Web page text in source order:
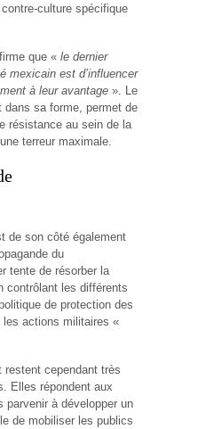
culture spécifique
que « le dernier
mexicain est d’influencer
à leur avantage ». Le
dans sa forme, permet de
résistance au sein de la
terreur maximale.
de son côté également
du
tente de résorber la
contrôlant les différents
de protection des
actions militaires «
restent cependant très
Elles répondent aux
à développer un
de mobiliser les publics